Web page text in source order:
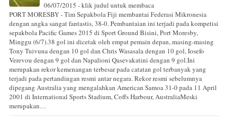
06/07/2015 - klik judul untuk membaca
PORT MORESBY - Tim Sepakbola Fiji membantai Federasi Mikronesia
dengan angka sangat fantastis, 38-0. Pembantaian ini terjadi pada kompetisi
sepakbola Pacific Games 2015 di Sport Ground Bisini, Port Moresby,
Minggu (6/7).38 gol ini dicetak oleh empat pemain depan, masing-masing
Tony Tuivuna dengan 10 gol dan Chris Wasasala dengan 10 gol, Iosefo
Verevou dengan 9 gol dan Napalioni Qasevakatini dengan 9 gol.Ini
merupakan rekor kemenangan terbesar pada catatan gol terbanyak yang
terjadi pada pertandingan resmi antar negara. Rekor resmi sebelumnya
dipegang Australia yang mengalahkan American Samoa 31-0 pada 11 April
2001 di International Sports Stadium, Coffs Harbour, AustraliaMeski
merupakan…